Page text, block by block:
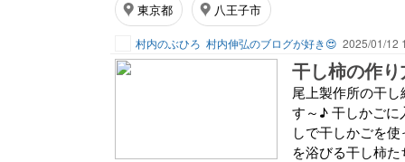
東京都 八王子市
村内のぶひろ 村内伸弘のブログが好き😍 2025/01/12
尾上製作所の干
す～♪ 干しかごに
しで干しかごを
を浴びる干し柿